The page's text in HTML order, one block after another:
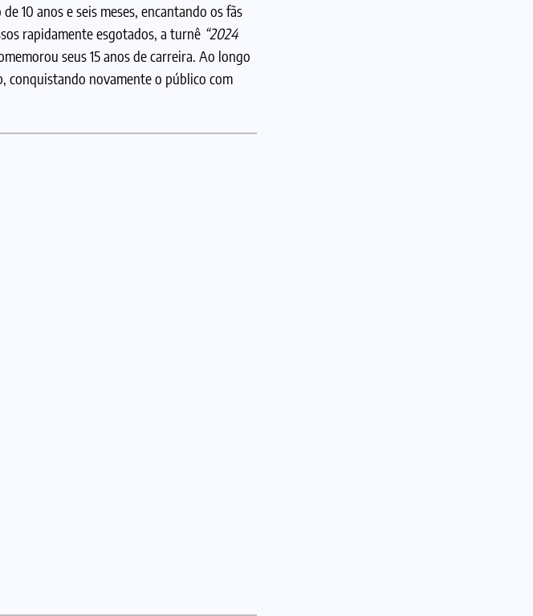
10 anos e seis meses, encantando os fãs
rapidamente esgotados, a turnê “2024
seus 15 anos de carreira. Ao longo
conquistando novamente o público com